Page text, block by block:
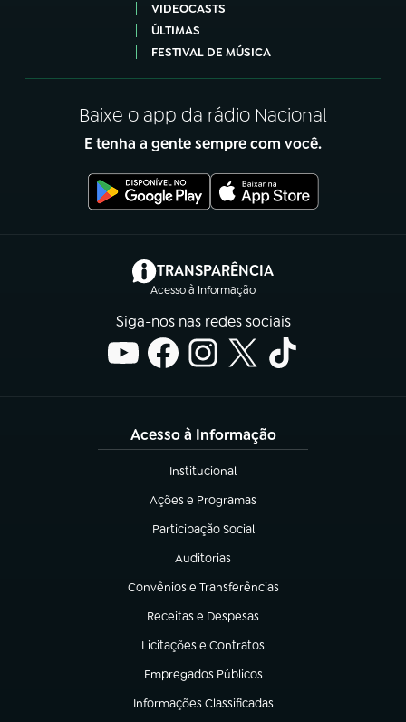
VIDEOCASTS
ÚLTIMAS
FESTIVAL DE MÚSICA
Baixe o app da rádio Nacional
E tenha a gente sempre com você.
TRANSPARÊNCIA
Acesso à Informação
(abre em nova aba)
Siga-nos nas redes sociais
Acesso à Informação
Institucional
(abre em nova aba)
Ações e Programas
(abre em nova aba)
Participação Social
(abre em nova aba)
Auditorias
(abre em nova aba)
Convênios e Transferências
(abre em nova aba)
Receitas e Despesas
(abre em nova aba)
Licitações e Contratos
(abre em nova aba)
Empregados Públicos
(abre em nova aba)
Informações Classificadas
(abre em nova aba)